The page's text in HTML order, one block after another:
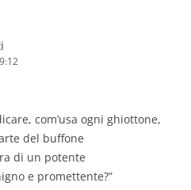
com’usa ogni ghiottone,
del buffone
di un potente
e promettente?”